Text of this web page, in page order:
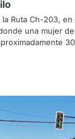
Ruta Ch-203,
una mujer